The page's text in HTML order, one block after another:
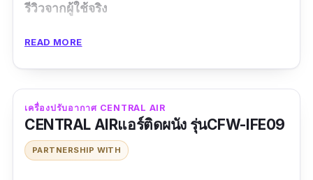
รีวิวจากผู้ใช้จริง
คุณภาพใช้ได้ครับ วางใจยี่ห้อนี้
ลมเย็นกระจายได้ทั่วถึงด้วยระบบกระจายลม
อัจฉริยะ 3D Airflow และใบพัดที่ช่วยกระจาย
ลมได้ไกลยิ่งขึ้น
READ MORE
เครื่องปรับอากาศ CENTRAL AIR
CENTRAL AIRแอร์ติดผนัง รุ่นCFW-IFE09
PARTNERSHIP WITH